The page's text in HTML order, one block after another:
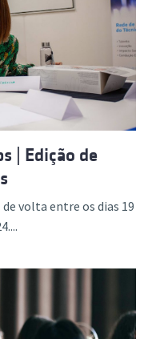
| Edição de
volta entre os dias 19